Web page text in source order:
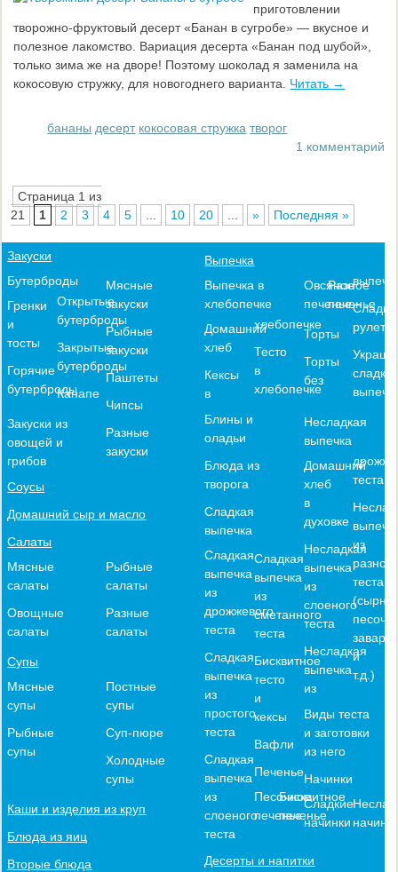
приготовлении
творожно-фруктовый десерт «Банан в сугробе» — вкусное и
полезное лакомство. Вариация десерта «Банан под шубой»,
только зима же на дворе! Поэтому шоколад я заменила на
кокосовую стружку, для новогоднего варианта.
Читать →
бананы десерт кокосовая стружка творог
1 комментарий
Страница 1 из
21
1 2 3 4 5 10 20 » Последняя »
Закуски
Бутерброды
Гренки
и
тосты
Горячие
бутерброды
Открытые
бутерброды
Закрытые
бутерброды
Канапе
Закуски из
овощей и
грибов
Мясные
закуски
Рыбные
закуски
Паштеты
Чипсы
Разные
закуски
Соусы
Домашний сыр и масло
Салаты
Мясные
салаты
Овощные
салаты
Рыбные
салаты
Разные
салаты
Супы
Мясные
супы
Рыбные
супы
Постные
супы
Суп-пюре
Холодные
супы
Каши и изделия из круп
Блюда из яиц
Вторые блюда
Выпечка
Выпечка в
хлебопечке
Домашний
хлеб
Кексы
в
хлебопечке
Тесто
в
хлебопечке
Блины и
оладьи
Блюда из
творога
Сладкая
выпечка
Сладкая
выпечка
из
дрожжевого
теста
Сладкая
выпечка
из
простого
теста
Сладкая
выпечка
из
слоеного
теста
Сладкая
выпечка
из
сметанного
теста
Бисквитное
тесто
и
кексы
Вафли
Печенье
Песочное
печенье
Бисквитное
печенье
Овсяное
печенье
Разное
печенье
Торты
Торты
без
рулеты
Несладкая
выпечка
Домашний
хлеб
в
духовке
Несладкая
выпечка
из
слоеного
теста
Несладкая
выпечка
из
теста
из
разного
теста
и
т.д.)
Виды теста
и заготовки
из него
Начинки
Сладкие
начинки
Десерты и напитки